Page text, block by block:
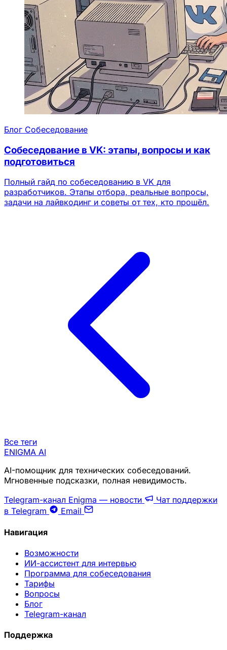
Блог Собеседование
Собеседование в VK: этапы, вопросы и как
подготовиться
Полный гайд по собеседованию в VK для
разработчиков. Этапы отбора, реальные вопросы,
задачи на лайвкодинг и советы от тех, кто прошёл.
Все теги
ENIGMA AI
AI-помощник для технических собеседований.
Мгновенные подсказки, полная невидимость.
Telegram-канал Enigma — новости
Чат поддержки
в Telegram
Email
Навигация
Возможности
ИИ-ассистент для интервью
Программа для собеседования
Тарифы
Вопросы
Блог
Telegram-канал
Поддержка